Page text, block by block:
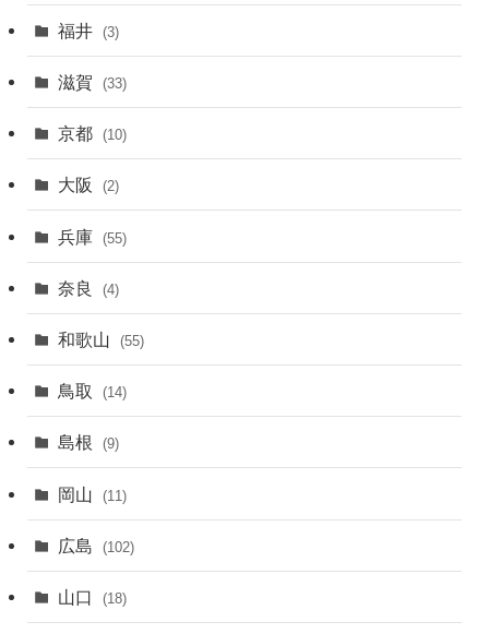
福井 (3)
滋賀 (33)
京都 (10)
大阪 (2)
兵庫 (55)
奈良 (4)
和歌山 (55)
鳥取 (14)
島根 (9)
岡山 (11)
広島 (102)
山口 (18)